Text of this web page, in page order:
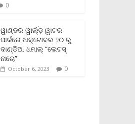
0
ୱାଣ୍ଡର ୱାର୍ଲ୍‌ଡ଼ ୱାଟର
ପାର୍କରେ ଅକ୍ଟୋବର ୨୦ ରୁ
ଦାଣ୍ଡିଆ ଧମାଲ୍ “ଲେଟସ୍
ନାଚୋ”
October 6, 2023 0